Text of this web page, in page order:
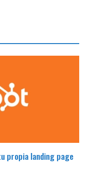
propia landing page